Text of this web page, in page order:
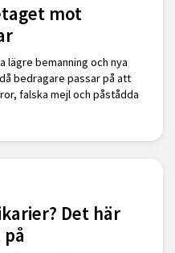
mot
lägre bemanning och nya
bedragare passar på att
falska mejl och påstådda
Det här